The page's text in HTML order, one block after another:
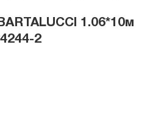
1.06*10м
2